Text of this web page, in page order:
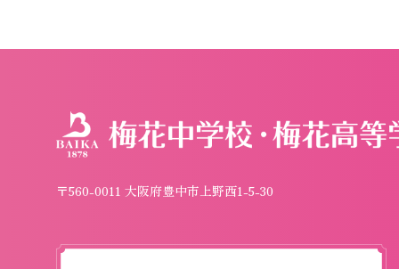
〒560-0011 大阪府豊中市上野西1-5-30